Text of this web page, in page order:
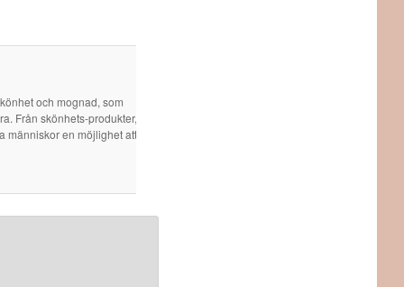
och mognad, som
Från skönhets-produkter,
människor en möjlighet att